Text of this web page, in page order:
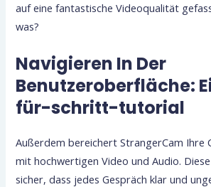
auf eine fantastische Videoqualität
was?
Navigieren In Der
Benutzeroberfläche:
für-schritt-tutorial
Außerdem bereichert StrangerCam Ihre
mit hochwertigen Video und Audio.
sicher, dass jedes Gespräch klar und